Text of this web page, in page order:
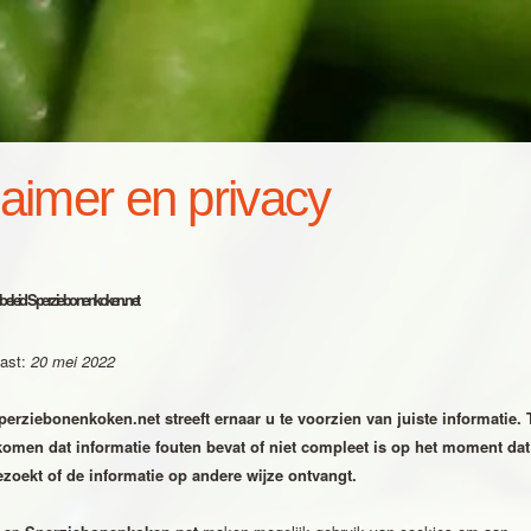
en privacy
Sperziebonenkoken.net
20 mei2022
streeft ernaar u te voorzien van juiste informatie.
dat informatie fouten bevat of niet compleet is op het moment
of de informatie op andere wijze ontvangt.